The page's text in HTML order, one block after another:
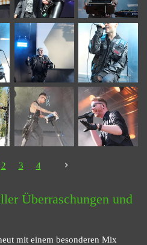
2 3 4
Überraschungen und
mit einem besonderen Mix